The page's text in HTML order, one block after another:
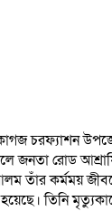
চরফ্যাশন
জনতা রোড
কর্মময়
তিনি মৃত্যুকালে